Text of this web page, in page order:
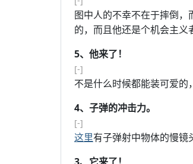
图中人的不幸不在于摔倒
的，而且他还是个机会主义
5、他来了！
[-]
不是什么时候都能装可爱的
4、子弹的冲击力。
[-]
这里有子弹射中物体的慢镜